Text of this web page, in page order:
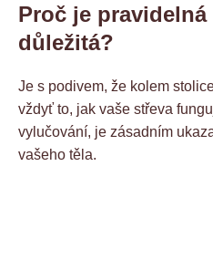
Proč je
důležitá?
Je s podivem, že kolem
vždyť to, jak vaše střeva
vylučování, je zásadním
vašeho těla.